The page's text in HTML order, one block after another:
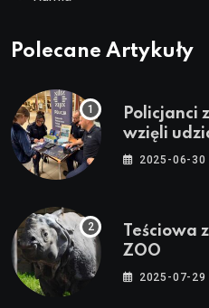
Polecane Artykuły
Policjanci
wzięli
Wakacje”
2025-06-30
Teściowa
ZOO
2025-07-29